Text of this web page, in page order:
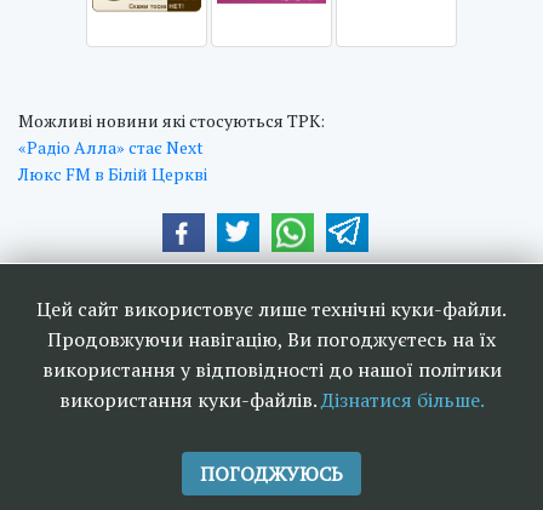
Можливі новини які стосуються ТРК:
«Радіо Алла» стає Next
Люкс FM в Білій Церкві
Цей сайт використовує лише технічні куки-файли.
Продовжуючи навігацію, Ви погоджуєтесь на їх
використання у відповідності до нашої політики
використання куки-файлів.Дізнатися більше.
ПОГОДЖУЮСЬ
радіомовлення в Україні 2006-